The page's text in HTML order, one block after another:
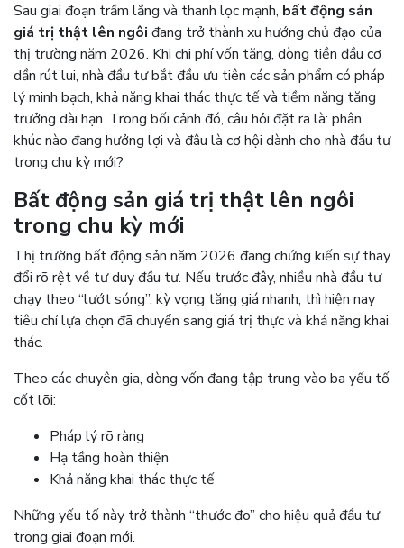
Sau giai đoạn trầm lắng và thanh lọc mạnh, bất động sản
giá trị thật lên ngôi đang trở thành xu hướng chủ đạo của
thị trường năm 2026. Khi chi phí vốn tăng, dòng tiền đầu cơ
dần rút lui, nhà đầu tư bắt đầu ưu tiên các sản phẩm có pháp
lý minh bạch, khả năng khai thác thực tế và tiềm năng tăng
trưởng dài hạn. Trong bối cảnh đó, câu hỏi đặt ra là: phân
khúc nào đang hưởng lợi và đâu là cơ hội dành cho nhà đầu tư
trong chu kỳ mới?
Bất động sản giá trị thật lên ngôi
trong chu kỳ mới
Thị trường bất động sản năm 2026 đang chứng kiến sự thay
đổi rõ rệt về tư duy đầu tư. Nếu trước đây, nhiều nhà đầu tư
chạy theo “lướt sóng”, kỳ vọng tăng giá nhanh, thì hiện nay
tiêu chí lựa chọn đã chuyển sang giá trị thực và khả năng khai
thác.
Theo các chuyên gia, dòng vốn đang tập trung vào ba yếu tố
cốt lõi:
Pháp lý rõ ràng
Hạ tầng hoàn thiện
Khả năng khai thác thực tế
Những yếu tố này trở thành “thước đo” cho hiệu quả đầu tư
trong giai đoạn mới.